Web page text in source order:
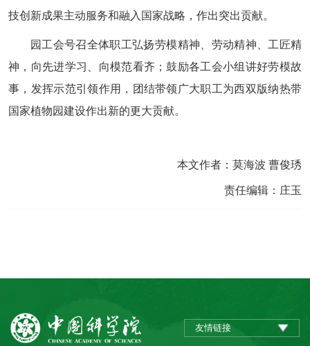
技创新成果主动服务和融入国家战略，作出突出贡献。
园工会号召全体职工弘扬劳模精神、劳动精神、工匠精
神，向先进学习、向模范看齐；鼓励各工会小组讲好劳模故
事，发挥示范引领作用，团结带领广大职工为西双版纳热带
国家植物园建设作出新的更大贡献。
本文作者：莫海波 曹俊琇
责任编辑：庄玉
友情链接